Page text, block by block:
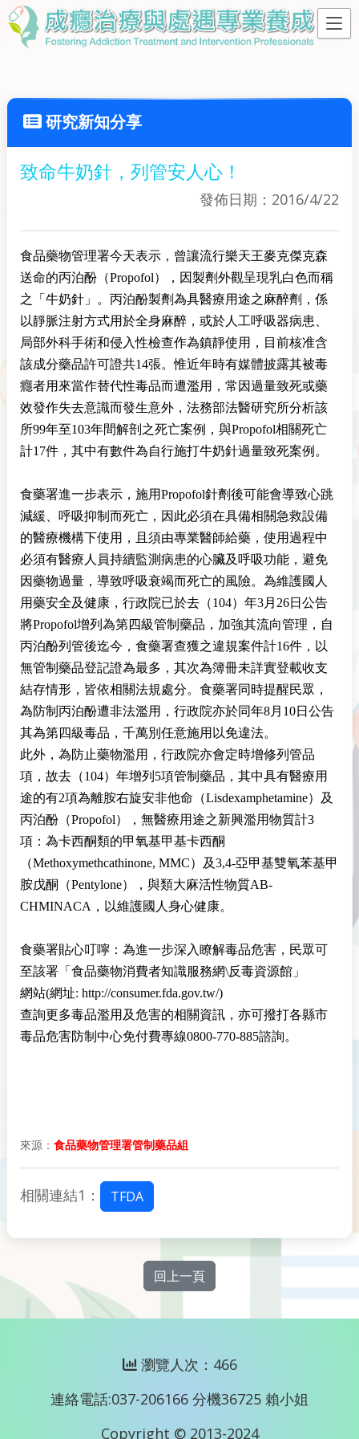
研究新知分享
致命牛奶針，列管安人心！
發佈日期：2016/4/22
食品藥物管理署今天表示，曾讓流行樂天王麥克傑克森
送命的丙泊酚（Propofol），因製劑外觀呈現乳白色而稱
之「牛奶針」。丙泊酚製劑為具醫療用途之麻醉劑，係
以靜脈注射方式用於全身麻醉，或於人工呼吸器病患、
局部外科手術和侵入性檢查作為鎮靜使用，目前核准含
該成分藥品許可證共14張。惟近年時有媒體披露其被毒
癮者用來當作替代性毒品而遭濫用，常因過量致死或藥
效發作失去意識而發生意外，法務部法醫研究所分析該
所99年至103年間解剖之死亡案例，與Propofol相關死亡
計17件，其中有數件為自行施打牛奶針過量致死案例。
食藥署進一步表示，施用Propofol針劑後可能會導致心跳
減緩、呼吸抑制而死亡，因此必須在具備相關急救設備
的醫療機構下使用，且須由專業醫師給藥，使用過程中
必須有醫療人員持續監測病患的心臟及呼吸功能，避免
因藥物過量，導致呼吸衰竭而死亡的風險。為維護國人
用藥安全及健康，行政院已於去（104）年3月26日公告
將Propofol增列為第四級管制藥品，加強其流向管理，自
丙泊酚列管後迄今，食藥署查獲之違規案件計16件，以
無管制藥品登記證為最多，其次為簿冊未詳實登載收支
結存情形，皆依相關法規處分。食藥署同時提醒民眾，
為防制丙泊酚遭非法濫用，行政院亦於同年8月10日公告
其為第四級毒品，千萬別任意施用以免違法。
此外，為防止藥物濫用，行政院亦會定時增修列管品
項，故去（104）年增列5項管制藥品，其中具有醫療用
途的有2項為離胺右旋安非他命（Lisdexamphetamine）及
丙泊酚（Propofol），無醫療用途之新興濫用物質計3
項：為卡西酮類的甲氧基甲基卡西酮
（Methoxymethcathinone, MMC）及3,4-亞甲基雙氧苯基甲
胺戊酮（Pentylone），與類大麻活性物質AB-
CHMINACA，以維護國人身心健康。
食藥署貼心叮嚀：為進一步深入瞭解毒品危害，民眾可
至該署「食品藥物消費者知識服務網\反毒資源館」
網站(網址: http://consumer.fda.gov.tw/)
查詢更多毒品濫用及危害的相關資訊，亦可撥打各縣市
毒品危害防制中心免付費專線0800-770-885諮詢。
來源： 食品藥物管理署管制藥品組
相關連結1： TFDA
回上一頁
瀏覽人次：466
連絡電話:037-206166 分機36725 賴小姐
Copyright © 2013-2024